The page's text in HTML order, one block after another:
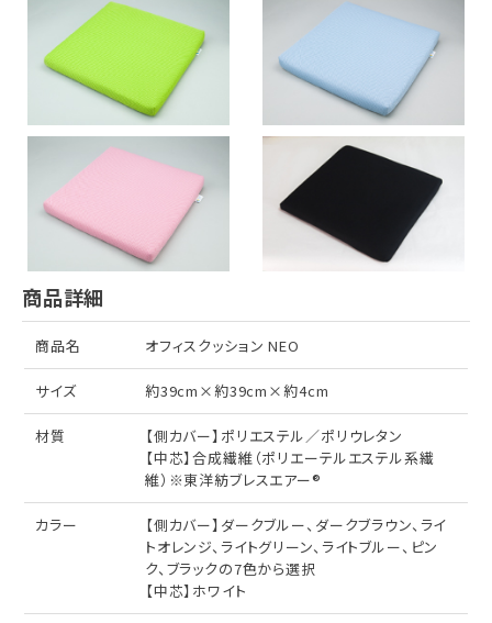
商品詳細
商品名 オフィスクッション NEO
サイズ 約39cm×約39cm×約4cm
材質
【側カバー】ポリエステル／ポリウレタン
【中芯】合成繊維（ポリエーテルエステル系繊
維）※東洋紡ブレスエアー®
カラー
【側カバー】ダークブルー、ダークブラウン、ライ
トオレンジ、ライトグリーン、ライトブルー、ピン
ク、ブラックの7色から選択
【中芯】ホワイト